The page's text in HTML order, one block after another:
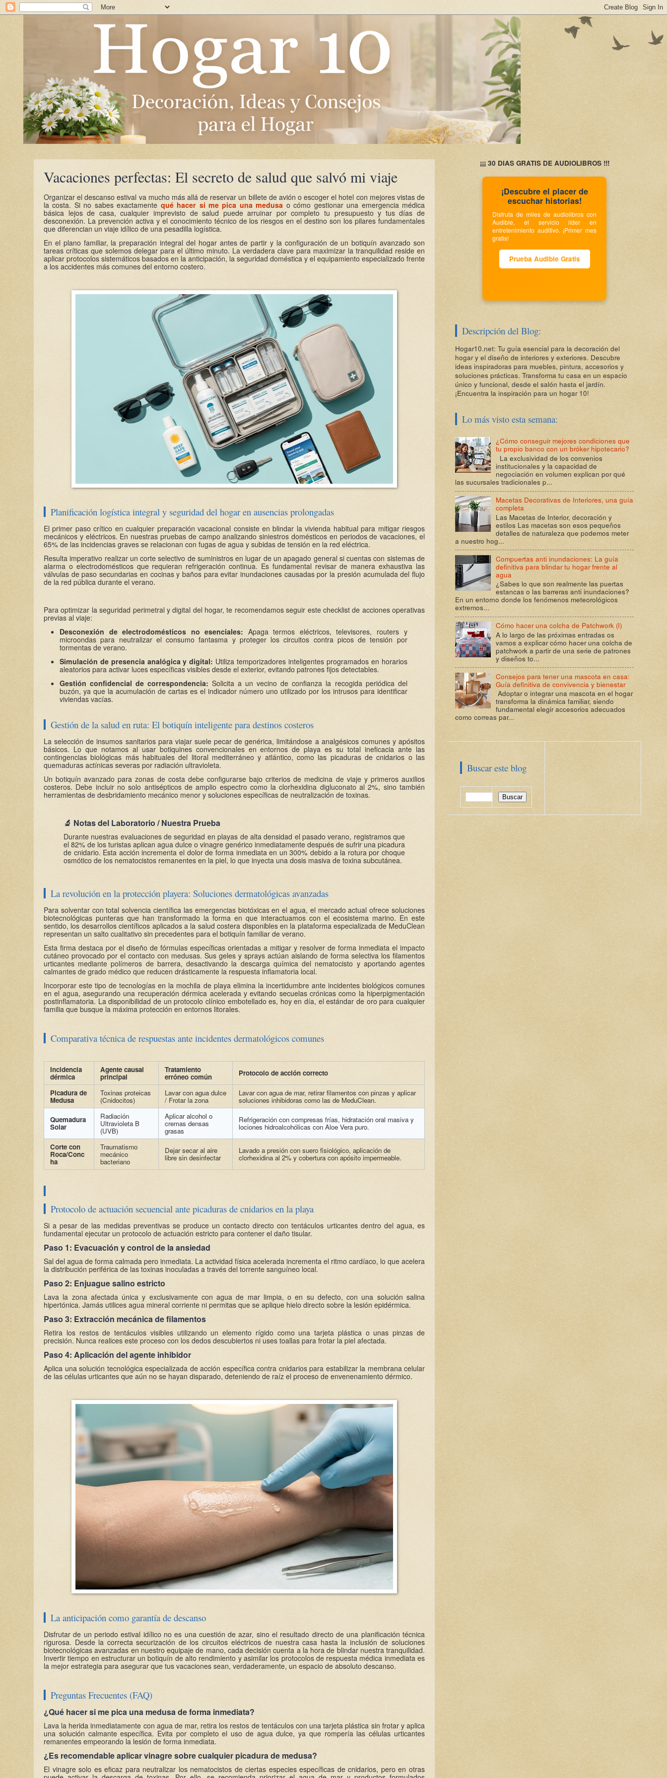
Vacaciones perfectas: El secreto de salud que salvó mi viaje
Organizar el descanso estival va mucho más allá de reservar un billete de avión o escoger el hotel con mejores vistas de
la costa. Si no sabes exactamente qué hacer si me pica una medusa o cómo gestionar una emergencia médica
básica lejos de casa, cualquier imprevisto de salud puede arruinar por completo tu presupuesto y tus días de
desconexión. La prevención activa y el conocimiento técnico de los riesgos en el destino son los pilares fundamentales
que diferencian un viaje idílico de una pesadilla logística.
En el plano familiar, la preparación integral del hogar antes de partir y la configuración de un botiquín avanzado son
tareas críticas que solemos delegar para el último minuto. La verdadera clave para maximizar la tranquilidad reside en
aplicar protocolos sistemáticos basados en la anticipación, la seguridad doméstica y el equipamiento especializado frente
a los accidentes más comunes del entorno costero.
Planificación logística integral y seguridad del hogar en ausencias prolongadas
El primer paso crítico en cualquier preparación vacacional consiste en blindar la vivienda habitual para mitigar riesgos
mecánicos y eléctricos. En nuestras pruebas de campo analizando siniestros domésticos en periodos de vacaciones, el
65% de las incidencias graves se relacionan con fugas de agua y subidas de tensión en la red eléctrica.
Resulta imperativo realizar un corte selectivo de suministros en lugar de un apagado general si cuentas con sistemas de
alarma o electrodomésticos que requieran refrigeración continua. Es fundamental revisar de manera exhaustiva las
válvulas de paso secundarias en cocinas y baños para evitar inundaciones causadas por la presión acumulada del flujo
de la red pública durante el verano.
Para optimizar la seguridad perimetral y digital del hogar, te recomendamos seguir este checklist de acciones operativas
previas al viaje:
Desconexión de electrodomésticos no esenciales: Apaga termos eléctricos, televisores, routers y
microondas para neutralizar el consumo fantasma y proteger los circuitos contra picos de tensión por
tormentas de verano.
Simulación de presencia analógica y digital: Utiliza temporizadores inteligentes programados en horarios
aleatorios para activar luces específicas visibles desde el exterior, evitando patrones fijos detectables.
Gestión confidencial de correspondencia: Solicita a un vecino de confianza la recogida periódica del
buzón, ya que la acumulación de cartas es el indicador número uno utilizado por los intrusos para identificar
viviendas vacías.
Gestión de la salud en ruta: El botiquín inteligente para destinos costeros
La selección de insumos sanitarios para viajar suele pecar de genérica, limitándose a analgésicos comunes y apósitos
básicos. Lo que notamos al usar botiquines convencionales en entornos de playa es su total ineficacia ante las
contingencias biológicas más habituales del litoral mediterráneo y atlántico, como las picaduras de cnidarios o las
quemaduras actínicas severas por radiación ultravioleta.
Un botiquín avanzado para zonas de costa debe configurarse bajo criterios de medicina de viaje y primeros auxilios
costeros. Debe incluir no solo antisépticos de amplio espectro como la clorhexidina digluconato al 2%, sino también
herramientas de desbridamiento mecánico menor y soluciones específicas de neutralización de toxinas.
🔬 Notas del Laboratorio / Nuestra Prueba
Durante nuestras evaluaciones de seguridad en playas de alta densidad el pasado verano, registramos que
el 82% de los turistas aplican agua dulce o vinagre genérico inmediatamente después de sufrir una picadura
de cnidario. Esta acción incrementa el dolor de forma inmediata en un 300% debido a la rotura por choque
osmótico de los nematocistos remanentes en la piel, lo que inyecta una dosis masiva de toxina subcutánea.
La revolución en la protección playera: Soluciones dermatológicas avanzadas
Para solventar con total solvencia científica las emergencias biotóxicas en el agua, el mercado actual ofrece soluciones
biotecnológicas punteras que han transformado la forma en que interactuamos con el ecosistema marino. En este
sentido, los desarrollos científicos aplicados a la salud costera disponibles en la plataforma especializada de MeduClean
representan un salto cualitativo sin precedentes para el botiquín familiar de verano.
Esta firma destaca por el diseño de fórmulas específicas orientadas a mitigar y resolver de forma inmediata el impacto
cutáneo provocado por el contacto con medusas. Sus geles y sprays actúan aislando de forma selectiva los filamentos
urticantes mediante polímeros de barrera, desactivando la descarga química del nematocisto y aportando agentes
calmantes de grado médico que reducen drásticamente la respuesta inflamatoria local.
Incorporar este tipo de tecnologías en la mochila de playa elimina la incertidumbre ante incidentes biológicos comunes
en el agua, asegurando una recuperación dérmica acelerada y evitando secuelas crónicas como la hiperpigmentación
postinflamatoria. La disponibilidad de un protocolo clínico embotellado es, hoy en día, el estándar de oro para cualquier
familia que busque la máxima protección en entornos litorales.
Comparativa técnica de respuestas ante incidentes dermatológicos comunes
Incidencia
dérmica
Agente causal
principal
Tratamiento
erróneo común Protocolo de acción correcto
Picadura de
Medusa
Toxinas proteicas
(Cnidocitos)
Lavar con agua dulce
/ Frotar la zona
Lavar con agua de mar, retirar filamentos con pinzas y aplicar
soluciones inhibidoras como las de MeduClean.
Quemadura
Solar
Radiación
Ultravioleta B
(UVB)
Aplicar alcohol o
cremas densas
grasas
Refrigeración con compresas frías, hidratación oral masiva y
lociones hidroalcohólicas con Aloe Vera puro.
Corte con
Roca/Conc
ha
Traumatismo
mecánico
bacteriano
Dejar secar al aire
libre sin desinfectar
Lavado a presión con suero fisiológico, aplicación de
clorhexidina al 2% y cobertura con apósito impermeable.
Protocolo de actuación secuencial ante picaduras de cnidarios en la playa
Si a pesar de las medidas preventivas se produce un contacto directo con tentáculos urticantes dentro del agua, es
fundamental ejecutar un protocolo de actuación estricto para contener el daño tisular.
Paso 1: Evacuación y control de la ansiedad
Sal del agua de forma calmada pero inmediata. La actividad física acelerada incrementa el ritmo cardíaco, lo que acelera
la distribución periférica de las toxinas inoculadas a través del torrente sanguíneo local.
Paso 2: Enjuague salino estricto
Lava la zona afectada única y exclusivamente con agua de mar limpia, o en su defecto, con una solución salina
hipertónica. Jamás utilices agua mineral corriente ni permitas que se aplique hielo directo sobre la lesión epidérmica.
Paso 3: Extracción mecánica de filamentos
Retira los restos de tentáculos visibles utilizando un elemento rígido como una tarjeta plástica o unas pinzas de
precisión. Nunca realices este proceso con los dedos descubiertos ni uses toallas para frotar la piel afectada.
Paso 4: Aplicación del agente inhibidor
Aplica una solución tecnológica especializada de acción específica contra cnidarios para estabilizar la membrana celular
de las células urticantes que aún no se hayan disparado, deteniendo de raíz el proceso de envenenamiento dérmico.
La anticipación como garantía de descanso
Disfrutar de un periodo estival idílico no es una cuestión de azar, sino el resultado directo de una planificación técnica
rigurosa. Desde la correcta securización de los circuitos eléctricos de nuestra casa hasta la inclusión de soluciones
biotecnológicas avanzadas en nuestro equipaje de mano, cada decisión cuenta a la hora de blindar nuestra tranquilidad.
Invertir tiempo en estructurar un botiquín de alto rendimiento y asimilar los protocolos de respuesta médica inmediata es
la mejor estrategia para asegurar que tus vacaciones sean, verdaderamente, un espacio de absoluto descanso.
Preguntas Frecuentes (FAQ)
¿Qué hacer si me pica una medusa de forma inmediata?
Lava la herida inmediatamente con agua de mar, retira los restos de tentáculos con una tarjeta plástica sin frotar y aplica
una solución calmante específica. Evita por completo el uso de agua dulce, ya que rompería las células urticantes
remanentes empeorando la lesión de forma inmediata.
¿Es recomendable aplicar vinagre sobre cualquier picadura de medusa?
El vinagre solo es eficaz para neutralizar los nematocistos de ciertas especies específicas de cnidarios, pero en otras
¡¡¡ 30 DIAS GRATIS DE AUDIOLIBROS !!!
¡Descubre el placer de
escuchar historias!
Disfruta de miles de audiolibros con
Audible, el servicio líder en
entretenimiento auditivo. ¡Primer mes
gratis!
Prueba Audible Gratis
Descripción del Blog:
Hogar10.net: Tu guía esencial para la decoración del
hogar y el diseño de interiores y exteriores. Descubre
ideas inspiradoras para muebles, pintura, accesorios y
soluciones prácticas. Transforma tu casa en un espacio
único y funcional, desde el salón hasta el jardín.
¡Encuentra la inspiración para un hogar 10!
Lo más visto esta semana:
¿Cómo conseguir mejores condiciones que
tu propio banco con un bróker hipotecario?
La exclusividad de los convenios
institucionales y la capacidad de
negociación en volumen explican por qué
las sucursales tradicionales p...
Macetas Decorativas de Interiores, una guía
completa
Las Macetas de Interior, decoración y
estilos Las macetas son esos pequeños
detalles de naturaleza que podemos meter
a nuestro hog...
Compuertas anti inundaciones: La guía
definitiva para blindar tu hogar frente al
agua
¿Sabes lo que son realmente las puertas
estancas o las barreras anti inundaciones?
En un entorno donde los fenómenos meteorológicos
extremos...
Cómo hacer una colcha de Patchwork (I)
A lo largo de las próximas entradas os
vamos a explicar cómo hacer una colcha de
patchwork a partir de una serie de patrones
y diseños to...
Consejos para tener una mascota en casa:
Guía definitiva de convivencia y bienestar
Adoptar o integrar una mascota en el hogar
transforma la dinámica familiar, siendo
fundamental elegir accesorios adecuados
como correas par...
Buscar este blog